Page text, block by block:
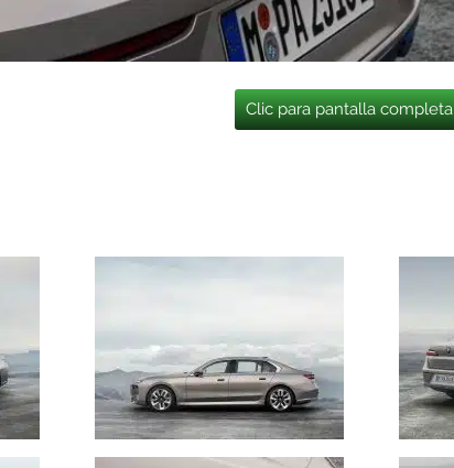
Clic para pantalla completa